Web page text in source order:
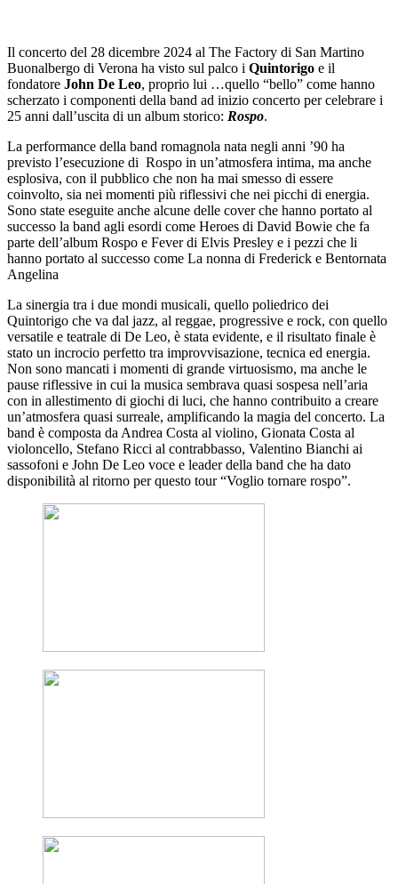
Il concerto del 28 dicembre 2024 al The Factory di San Martino
Buonalbergo di Verona ha visto sul palco i Quintorigo e il
fondatore John De Leo, proprio lui …quello “bello” come hanno
scherzato i componenti della band ad inizio concerto per celebrare i
25 anni dall’uscita di un album storico: Rospo.
La performance della band romagnola nata negli anni ’90 ha
previsto l’esecuzione di Rospo in un’atmosfera intima, ma anche
esplosiva, con il pubblico che non ha mai smesso di essere
coinvolto, sia nei momenti più riflessivi che nei picchi di energia.
Sono state eseguite anche alcune delle cover che hanno portato al
successo la band agli esordi come Heroes di David Bowie che fa
parte dell’album Rospo e Fever di Elvis Presley e i pezzi che li
hanno portato al successo come La nonna di Frederick e Bentornata
Angelina
La sinergia tra i due mondi musicali, quello poliedrico dei
Quintorigo che va dal jazz, al reggae, progressive e rock, con quello
versatile e teatrale di De Leo, è stata evidente, e il risultato finale è
stato un incrocio perfetto tra improvvisazione, tecnica ed energia.
Non sono mancati i momenti di grande virtuosismo, ma anche le
pause riflessive in cui la musica sembrava quasi sospesa nell’aria
con in allestimento di giochi di luci, che hanno contribuito a creare
un’atmosfera quasi surreale, amplificando la magia del concerto. La
band è composta da Andrea Costa al violino, Gionata Costa al
violoncello, Stefano Ricci al contrabbasso, Valentino Bianchi ai
sassofoni e John De Leo voce e leader della band che ha dato
disponibilità al ritorno per questo tour “Voglio tornare rospo”.